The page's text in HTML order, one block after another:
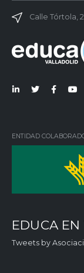
Calle Tórtola,
ENTIDAD
EDUCA
Tweets by